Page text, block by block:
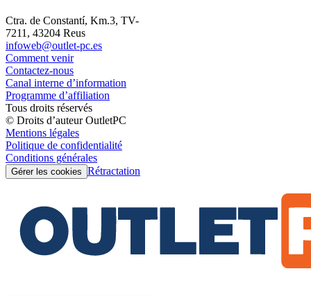
Ctra. de Constantí, Km.3, TV-
7211, 43204 Reus
infoweb@outlet-pc.es
Comment venir
Contactez-nous
Canal interne d’information
Programme d’affiliation
Tous droits réservés
© Droits d’auteur OutletPC
Mentions légales
Politique de confidentialité
Conditions générales
Gérer les cookies Rétractation